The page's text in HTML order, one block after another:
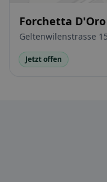
Forchetta D'Oro
Geltenwilenstrasse
Jetzt offen